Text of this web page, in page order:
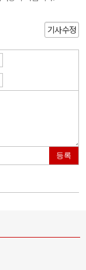
기사수정
등록